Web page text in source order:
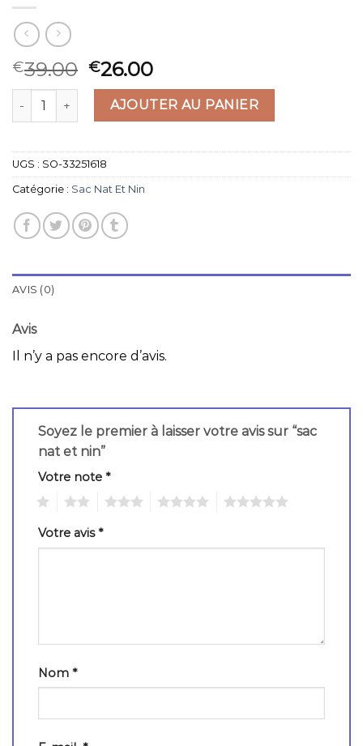
€39.00 €26.00
quantité de sac nat et ninAJOUTER AU PANIER
UGS : SO-33251618
Catégorie : Sac Nat Et Nin
AVIS (0)
Avis
Il n’y a pas encore d’avis.
Soyez le premier à laisser votre avis sur “sac
nat et nin”
Votre note *
Votre avis*
Nom *